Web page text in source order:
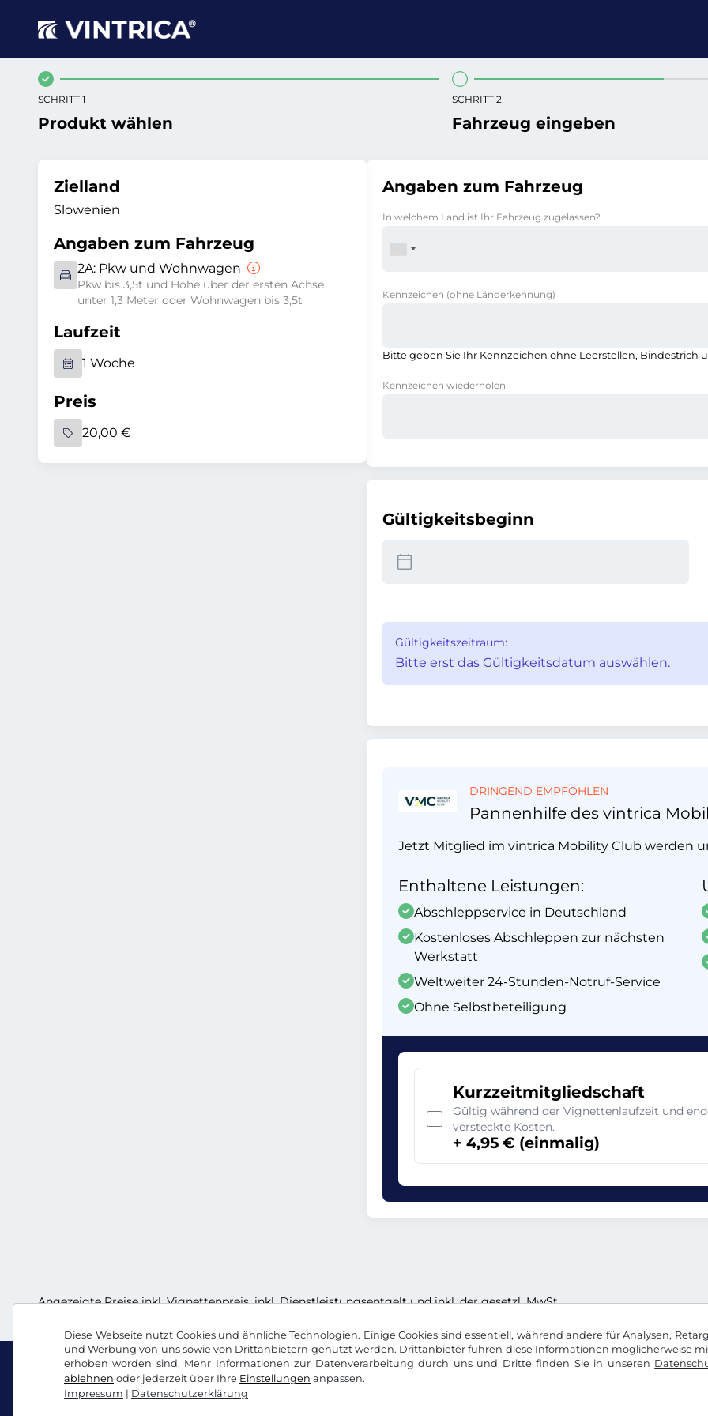
Diese Webseite nutzt Cookies und ähnliche Technologien. Einige Cookies sind essentiell, während andere für Analysen,
und Werbung von uns sowie von Drittanbietern genutzt werden. Drittanbieter führen diese Informationen möglicherweise
erhoben worden sind. Mehr Informationen zur Datenverarbeitung durch uns und Dritte finden Sie in unseren
ablehnen oder jederzeit über Ihre Einstellungen anpassen.
Impressum | Datenschutzerklärung
SCHRITT 1
Produkt wählen
SCHRITT 2
Fahrzeug eingeben
Zielland
Slowenien
Angaben zum Fahrzeug
2A: Pkw und Wohnwagen
Pkw bis 3,5t und Höhe über der ersten Achse
unter 1,3 Meter oder Wohnwagen bis 3,5t
Laufzeit
1 Woche
Preis
20,00 €
Angaben zum Fahrzeug
In welchem Land ist Ihr Fahrzeug zugelassen?
Kennzeichen (ohne Länderkennung)
Bitte geben Sie Ihr Kennzeichen ohne Leerstellen, Bindestrich
Kennzeichen wiederholen
Gültigkeitsbeginn
Gültigkeitszeitraum:
Bitte erst das Gültigkeitsdatum auswählen.
DRINGEND EMPFOHLEN
Pannenhilfe des vintrica
Jetzt Mitglied im vintrica Mobility Club werden
Enthaltene Leistungen:
Abschleppservice in Deutschland
Kostenloses Abschleppen zur nächsten
Werkstatt
Weltweiter 24-Stunden-Notruf-Service
Ohne Selbstbeteiligung
Kurzzeitmitgliedschaft
Gültig während der Vignettenlaufzeit und
versteckte Kosten.
+ 4,95 € (einmalig)
Angezeigte Preise inkl. Vignettenpreis, inkl. Dienstleistungsentgelt und inkl. der gesetzl. MwSt.